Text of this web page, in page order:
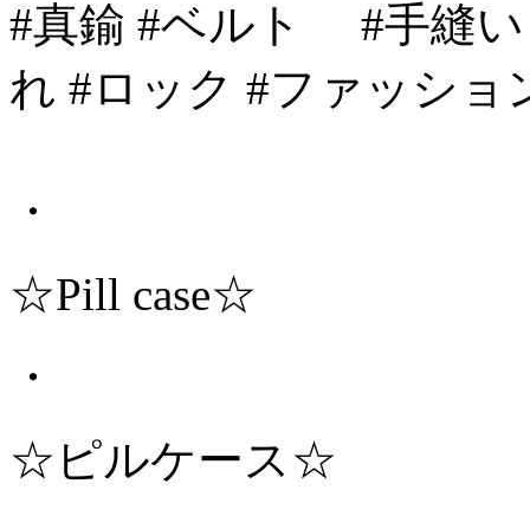
・
☆Pill case☆
・
☆ピルケース☆